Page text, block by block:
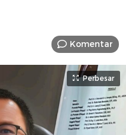
Komentar
Perbesar